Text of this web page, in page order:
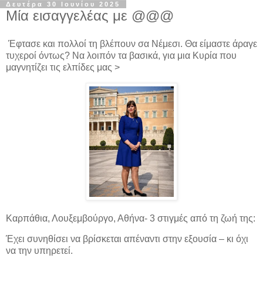
Δευτέρα 30 Ιουνίου 2025
Μία εισαγγελέας με @@@
Έφτασε και πολλοί τη βλέπουν σα Νέμεσι. Θα είμαστε άραγε
τυχεροί όντως? Να λοιπόν τα βασικά, για μια Κυρία που
μαγνητίζει τις ελπίδες μας >
Καρπάθια, Λουξεμβούργο, Αθήνα- 3 στιγμές από τη ζωή της:
Έχει συνηθίσει να βρίσκεται απέναντι στην εξουσία – κι όχι
να την υπηρετεί.